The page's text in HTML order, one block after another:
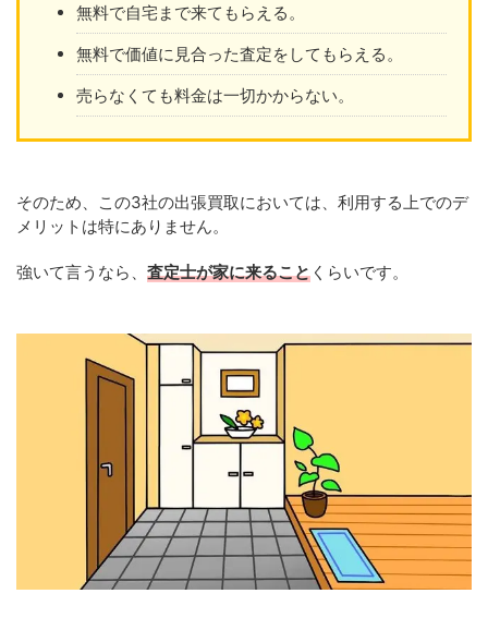
無料で自宅まで来てもらえる。
無料で価値に見合った査定をしてもらえる。
売らなくても料金は一切かからない。
そのため、この3社の出張買取においては、利用する上でのデ
メリットは特にありません。
強いて言うなら、 査定士が家に来ること くらいです。